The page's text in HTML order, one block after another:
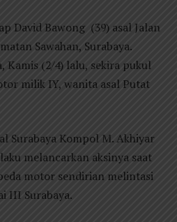
David Bawong (39) asal Jalan
Sawahan, Surabaya.
Kamis (2/4) lalu, sekira pukul
milik IY, wanita asal Putat
Surabaya Kompol M. Akhiyar
melancarkan aksinya saat
motor sendirian melintasi
III Surabaya.